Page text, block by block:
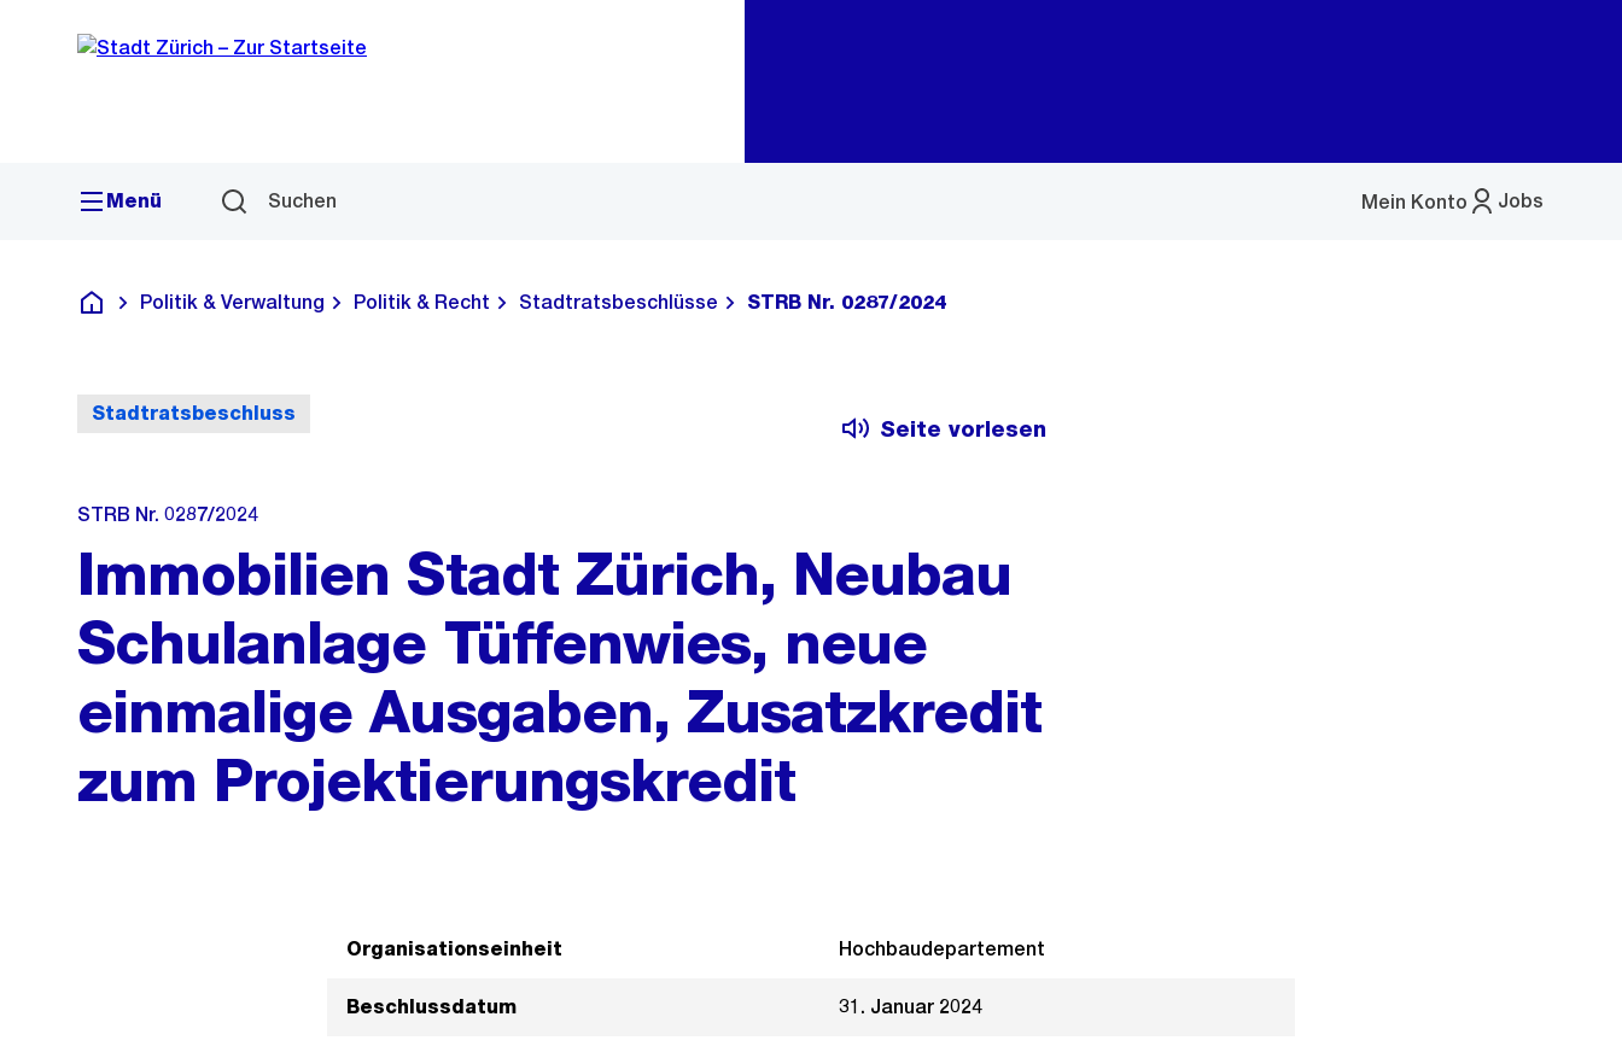
Navigation
Sprunglink
Menü Suchen Jobs
Mein Konto
Menü
Deutsch
Politik & Verwaltung Politik & Recht Stadtratsbeschlüsse STRB Nr. 0287/2024
Stadtratsbeschluss
Seite vorlesen
STRB Nr. 0287/2024
Immobilien Stadt Zürich, Neubau
Schulanlage Tüffenwies, neue
einmalige Ausgaben, Zusatzkredit
zum Projektierungskredit
Organisationseinheit Hochbaudepartement
Beschlussdatum 31. Januar 2024